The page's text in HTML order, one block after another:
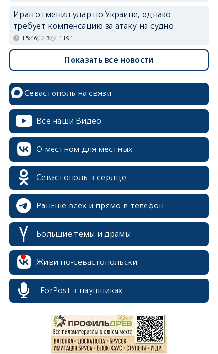
Иран отменил удар по Украине, однако
требует компенсацию за атаку на судно
15:46 3 1191
Показать все новости
Севастополь на связи
Все наши Видео
О местном для местных
Севастополь в сердце
Раньше всех и прямо в телефон
Большие темы и драмы
Живи по-севастопольски
ForPost в наушниках
erid: 2SDnjcrDNw6